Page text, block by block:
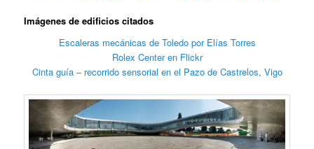
Imágenes de edificios citados
Escaleras mecánicas de Toledo por Elías Torres
Rolex Center en Flickr
Cinta guía – recorrido sensorial en el Pazo de Castrelos, Vigo